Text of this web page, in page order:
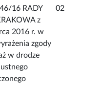
16 RADY
z
2016 r. w
zgody
w drodze
02